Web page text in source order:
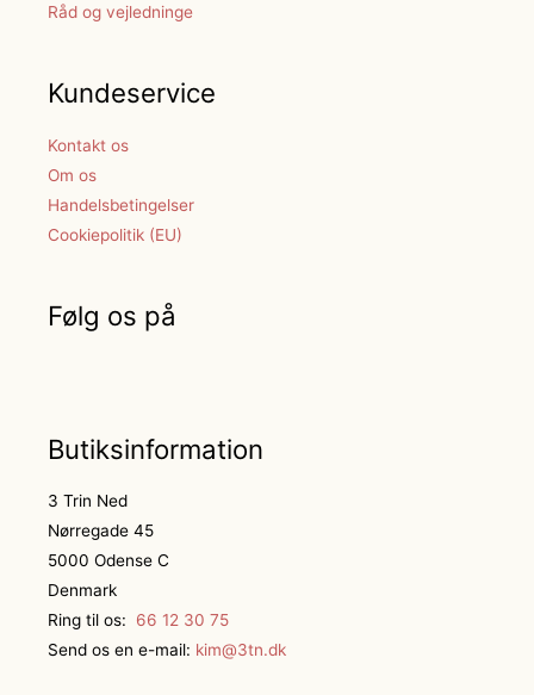
Råd og vejledninge
Kundeservice
Kontakt os
Om os
Handelsbetingelser
Cookiepolitik (EU)
Følg os på
Butiksinformation
3 Trin Ned
Nørregade 45
5000 Odense C
Denmark
Ring til os:
66 12 30 75
Send os en e-mail: kim@3tn.dk